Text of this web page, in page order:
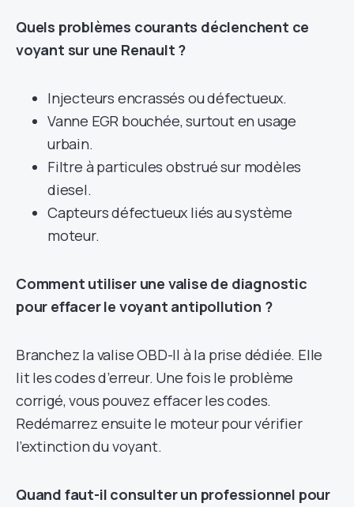
Quels problèmes courants déclenchent ce
voyant sur une Renault ?
Injecteurs encrassés ou défectueux.
Vanne EGR bouchée, surtout en usage
urbain.
Filtre à particules obstrué sur modèles
diesel.
Capteurs défectueux liés au système
moteur.
Comment utiliser une valise de diagnostic
pour effacer le voyant antipollution ?
Branchez la valise OBD-II à la prise dédiée. Elle
lit les codes d’erreur. Une fois le problème
corrigé, vous pouvez effacer les codes.
Redémarrez ensuite le moteur pour vérifier
l’extinction du voyant.
Quand faut-il consulter un professionnel pour